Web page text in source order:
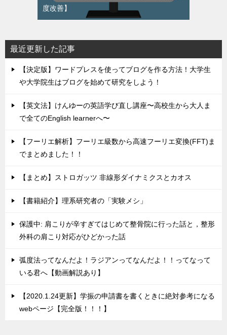
度改善】
最近更新した記事
【決定版】ワードプレスを使ってブログを作る方法！大学生
や大学院生はブログを始めて研究をしよう！
【英文法】けんゆーの英語学び直し講座〜高校生から大人ま
で全てのEnglish learnerへ〜
【フーリエ解析】フーリエ級数から高速フーリエ変換(FFT)ま
でまとめました！！
【まとめ】ストロガッツ 非線形ダイナミクスとカオス
【書籍紹介】理系研究者の「実験メシ」
保護中: 肩こりが辛すぎてはじめて整骨院に行った話と，整形
外科の肩こり対応がひどかった話
弧度法ってなんだよ！ラジアンってなんだよ！！ってなって
いる君へ【動画解説あり】
【2020.1.24更新】学振の申請書を書くときに絶対参考になる
webページ【完全版！！！】